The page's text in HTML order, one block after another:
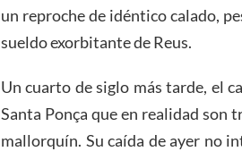
un reproche de idéntico calado,
sueldo exorbitante de Reus.
Un cuarto de siglo más tarde, el
Santa Ponça que en realidad son
mallorquín. Su caída de ayer no